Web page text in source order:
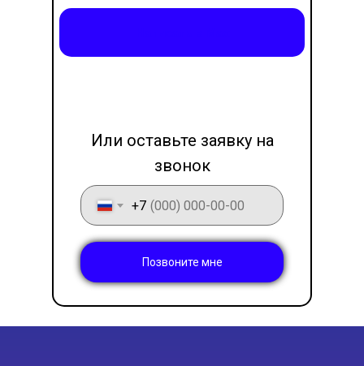
+7
Позвоните мне
месседжер
Или оставьте заявку на
звонок